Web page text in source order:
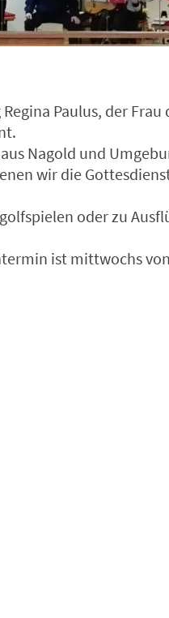
Paulus, der
Nagold und
wir die
oder zu
ist mittwochs